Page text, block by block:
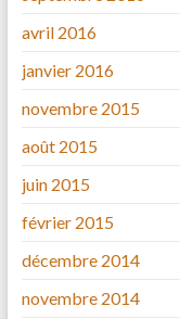
avril 2016
janvier 2016
novembre 2015
août 2015
juin 2015
février 2015
décembre 2014
novembre 2014